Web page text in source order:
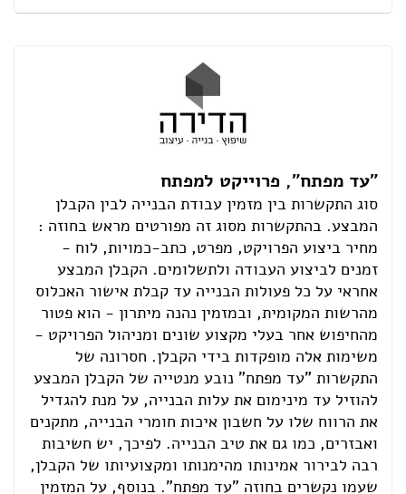
"עד מפתח", פרוייקט למפתח
סוג התקשרות בין מזמין עבודת הבנייה לבין הקבלן
המבצע. בהתקשרות מסוג זה מפורטים מראש בחוזה :
מחיר ביצוע הפרויקט, מפרט, כתב-כמויות, לוח -
זמנים לביצוע העבודה ולתשלומים. הקבלן המבצע
אחראי על כל פעולות הבנייה עד קבלת אישור האכלוס
מהרשות המקומית, ובמזמין נהנה מיתרון - הוא פטור
מהחיפוש אחר בעלי מקצוע שונים ומניהול הפרויקט -
משימות אלה מופקדות בידי הקבלן. חסרונה של
התקשרות "עד מפתח" נובע מנטייה של הקבלן המבצע
להוזיל עד מינימום את עלות הבנייה, על מנת להגדיל
את הרווח שלו על חשבון איכות חומרי הבנייה, מתקנים
ואבזרים, כמו גם את טיב הבנייה. לפיכך, יש חשיבות
רבה לבירור אמינותו מהימנותו ומקצועיותו של הקבלן,
שעמו נקשרים בחוזה "עד מפתח". בנוסף, על המזמין